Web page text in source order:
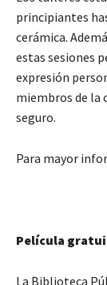
principiantes
cerámica.
estas sesiones
expresión
miembros de la
seguro.
Para mayor
Película
La Biblioteca